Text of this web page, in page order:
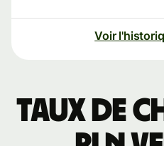
Voir
Taux de